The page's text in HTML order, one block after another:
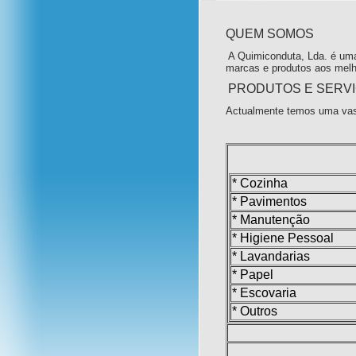
QUEM SOMOS
A Quimiconduta, Lda. é
marcas e produtos aos
PRODUTOS E
Actualmente temos uma
* Cozinha
* Pavimentos
* Manutenção
* Higiene Pessoal
* Lavandarias
* Papel
* Escovaria
* Outros